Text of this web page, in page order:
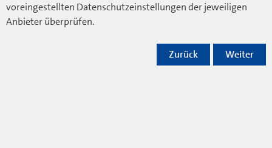
voreingestellten Datenschutzeinstellungen der jeweiligen
Anbieter überprüfen.
Weiter
Zurück